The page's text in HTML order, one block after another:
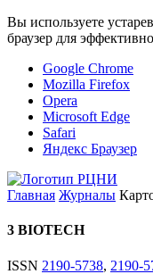
Вы используете
браузер для
Google Chrome
Mozilla Firefox
Opera
Microsoft Edge
Safari
Яндекс Браузер
Главная Журналы
3 BIOTECH
ISSN 2190-5738, 2190-